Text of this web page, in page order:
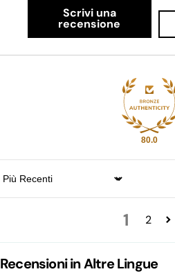
Scrivi una
recensione
80.0
Sort by
1 2
Recensioni in Altre Lingue